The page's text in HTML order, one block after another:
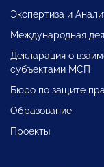
Экспертиза и
Международная
Декларация о
субъектами МСП
Бюро по защите
Образование
Проекты